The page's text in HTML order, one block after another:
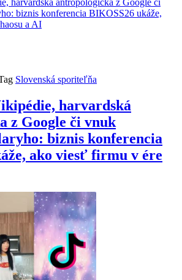
Slovenská sporiteľňa
harvardská
z Google či vnuk
biznis konferencia
ako viesť firmu v ére